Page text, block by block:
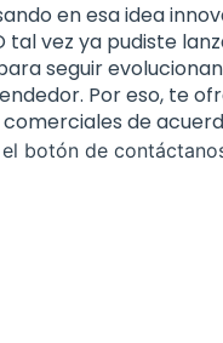
en esa idea
tal vez ya pudiste
seguir
Por eso, te
de
botón de